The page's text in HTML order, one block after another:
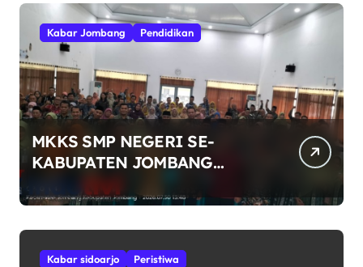
Kabar Jombang Pendidikan
MKKS SMP NEGERI SE-
KABUPATEN JOMBANG
RAYAKAN HUT RI KE-81
DENGAN SEMANGAT
“INDONESIA BERDAULAT,
ADIL, DAN MAKMUR”
Kabar sidoarjo Peristiwa